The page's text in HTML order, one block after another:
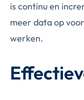
is continu en
meer data op
werken.